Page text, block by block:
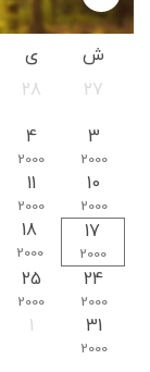
ش ی
27
28
3
2000
4
2000
10
2000
11
2000
17
2000
18
2000
24
2000
25
2000
31
2000
1